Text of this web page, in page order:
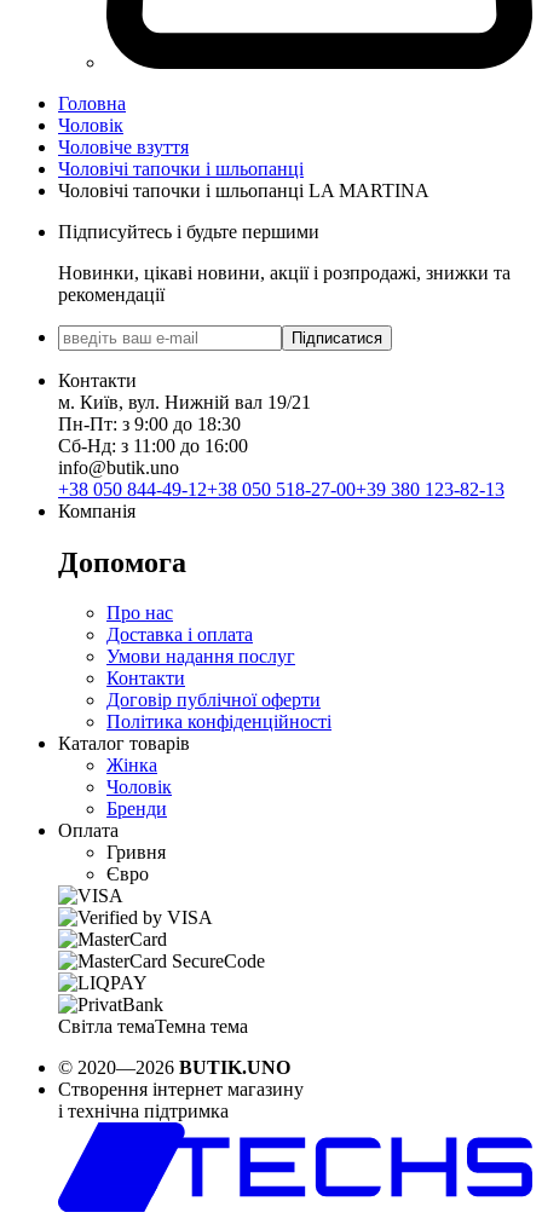
Головна
Чоловік
Чоловіче взуття
Чоловічі тапочки і шльопанці
Чоловічі тапочки і шльопанці LA MARTINA
Підписуйтесь і будьте першими
Новинки, цікаві новини, акції і розпродажі, знижки та
рекомендації
Підписатися
Контакти
м. Київ, вул. Нижній вал 19/21
Пн-Пт: з 9:00 до 18:30
Сб-Нд: з 11:00 до 16:00
info@butik.uno
+38 050 844-49-12+38 050 518-27-00+39 380 123-82-13
Компанія
Допомога
Про нас
Доставка і оплата
Умови надання послуг
Контакти
Договір публічної оферти
Політика конфіденційності
Каталог товарів
Жінка
Чоловік
Бренди
Оплата
Гривня
Євро
Світла темаТемна тема
© 2020—2026 BUTIK.UNO
Створення інтернет магазину
і технічна підтримка